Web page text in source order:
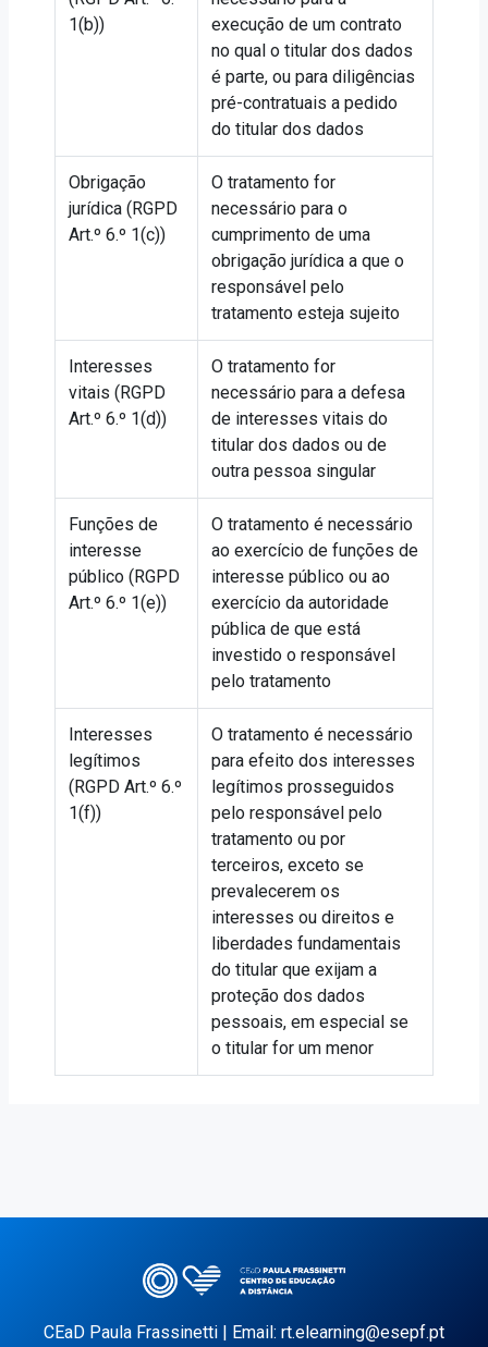
1(b))
execução de um contrato
no qual o titular dos dados
é parte, ou para diligências
pré-contratuais a pedido
do titular dos dados
Obrigação
jurídica (RGPD
Art.º 6.º 1(c))
O tratamento for
necessário para o
cumprimento de uma
obrigação jurídica a que o
responsável pelo
tratamento esteja sujeito
Interesses
vitais (RGPD
Art.º 6.º 1(d))
O tratamento for
necessário para a defesa
de interesses vitais do
titular dos dados ou de
outra pessoa singular
Funções de
interesse
público (RGPD
Art.º 6.º 1(e))
O tratamento é necessário
ao exercício de funções de
interesse público ou ao
exercício da autoridade
pública de que está
investido o responsável
pelo tratamento
Interesses
legítimos
(RGPD Art.º 6.º
1(f))
O tratamento é necessário
para efeito dos interesses
legítimos prosseguidos
pelo responsável pelo
tratamento ou por
terceiros, exceto se
prevalecerem os
interesses ou direitos e
liberdades fundamentais
do titular que exijam a
proteção dos dados
pessoais, em especial se
o titular for um menor
CEaD Paula Frassinetti | Email: rt.elearning@esepf.pt